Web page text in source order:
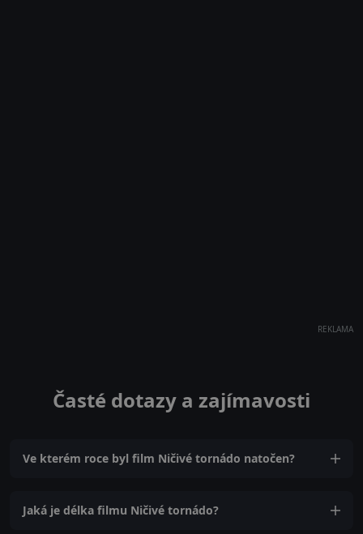
REKLAMA
Časté dotazy a zajímavosti
Ve kterém roce byl film Ničivé tornádo natočen?
Jaká je délka filmu Ničivé tornádo?